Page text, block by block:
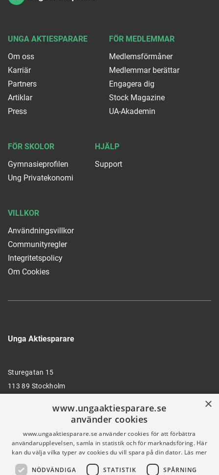
Unga Aktiesparare
Sturegatan 15
113 89 Stockholm
info@ungaaktiesparare.se
UNGA AKTIESPARARE
Om oss
Karriär
Partners
Artiklar
Press
FÖR MEDLEMMAR
Medlemsförmåner
Medlemmar berättar
Engagera dig
Stock Magazine
UA-Akademin
FÖR SKOLOR
Gymnasieprofilen
Ung Privatekonomi
HJÄLP
Support
VILLKOR
Användningsvillkor
Communityregler
Integritetspolicy
Om Cookies
×
www.ungaaktiesparare.se
använder cookies
www.ungaaktiesparare.se använder cookies för att förbättra
användarupplevelsen, samla in statistik och för marknadsföring. Här
kan du välja vilka typer av cookies du vill spara på din dator. Läs mer
NÖDVÄNDIGA STATISTIK SPÅRNING